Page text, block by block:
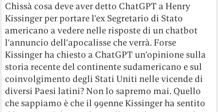
Chissà cosa deve aver detto ChatGPT a Henry
Kissinger per portare l’ex Segretario di Stato
americano a vedere nelle risposte di un chatbot
l’annuncio dell’apocalisse che verrà. Forse
Kissinger ha chiesto a ChatGPT un’opinione sulla
storia recente del continente sudamericano e sul
coinvolgimento degli Stati Uniti nelle vicende di
diversi Paesi latini? Non lo sapremo mai. Quello
che sappiamo è che il 99enne Kissinger ha sentito